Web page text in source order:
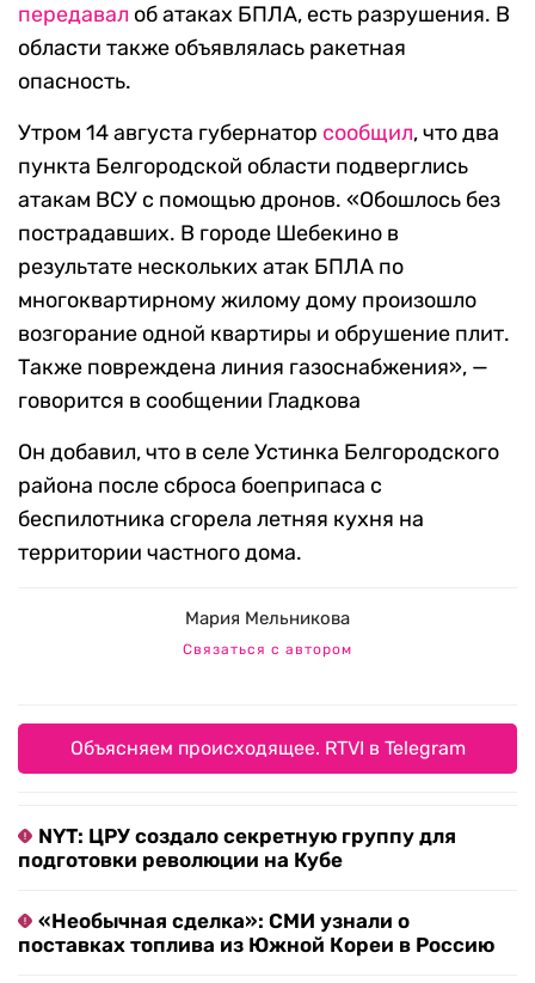
передавал об атаках БПЛА, есть разрушения. В
области также объявлялась ракетная
опасность.
Утром 14 августа губернатор сообщил, что два
пункта Белгородской области подверглись
атакам ВСУ с помощью дронов. «Обошлось без
пострадавших. В городе Шебекино в
результате нескольких атак БПЛА по
многоквартирному жилому дому произошло
возгорание одной квартиры и обрушение плит.
Также повреждена линия газоснабжения», —
говорится в сообщении Гладкова
Он добавил, что в селе Устинка Белгородского
района после сброса боеприпаса с
беспилотника сгорела летняя кухня на
территории частного дома.
Мария Мельникова
Связаться с автором
Объясняем происходящее. RTVI в Telegram
NYT: ЦРУ создало секретную группу для
подготовки революции на Кубе
«Необычная сделка»: СМИ узнали о
поставках топлива из Южной Кореи в Россию